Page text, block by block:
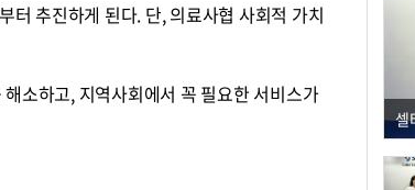
터 추진하게 된다. 단, 의료사협 사회적 가치
소하고, 지역사회에서 꼭 필요한 서비스가